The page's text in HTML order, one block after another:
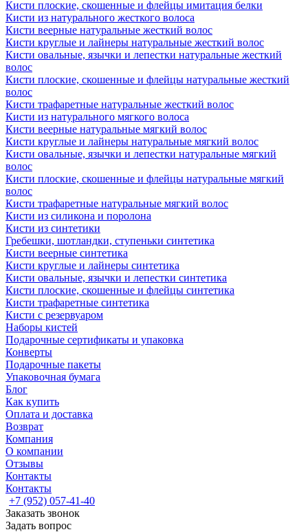
Кисти плоские, скошенные и флейцы имитация белки
Кисти из натурального жесткого волоса
Кисти веерные натуральные жесткий волос
Кисти круглые и лайнеры натуральные жесткий волос
Кисти овальные, язычки и лепестки натуральные жесткий
волос
Кисти плоские, скошенные и флейцы натуральные жесткий
волос
Кисти трафаретные натуральные жесткий волос
Кисти из натурального мягкого волоса
Кисти веерные натуральные мягкий волос
Кисти круглые и лайнеры натуральные мягкий волос
Кисти овальные, язычки и лепестки натуральные мягкий
волос
Кисти плоские, скошенные и флейцы натуральные мягкий
волос
Кисти трафаретные натуральные мягкий волос
Кисти из силикона и поролона
Кисти из синтетики
Гребешки, шотландки, ступеньки синтетика
Кисти веерные синтетика
Кисти круглые и лайнеры синтетика
Кисти овальные, язычки и лепестки синтетика
Кисти плоские, скошенные и флейцы синтетика
Кисти трафаретные синтетика
Кисти с резервуаром
Наборы кистей
Подарочные сертификаты и упаковка
Конверты
Подарочные пакеты
Упаковочная бумага
Блог
Как купить
Оплата и доставка
Возврат
Компания
О компании
Отзывы
Контакты
Контакты
+7 (952) 057-41-40
Заказать звонок
Задать вопрос